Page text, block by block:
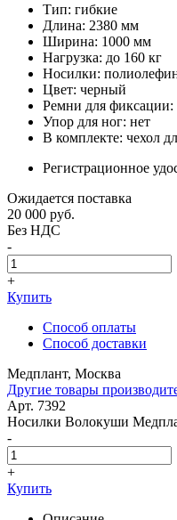
Тип: гибкие
Длина: 2380 мм
Ширина: 1000 мм
Нагрузка: до 160 кг
Носилки:
Цвет: черный
Ремни для
Упор для ног: нет
В комплекте: чехол
Регистрационное
Ожидается поставка
20 000 руб.
Без НДС
-
+
Купить
Способ оплаты
Способ доставки
Медплант, Москва
Другие товары
Арт. 7392
Носилки Волокуши
-
+
Купить